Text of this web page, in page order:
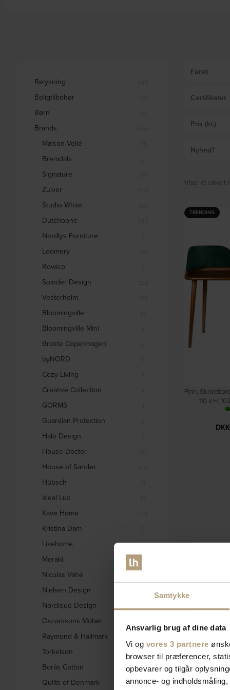
Samtykke
Ansvarlig brug af dine data
Vi og vores 3 partnere
browser til præferencer,
opbevarer og tilgår
annonce- og
Belysning
Boligtilbehør
Børn
Brands
Maison Vellé
Bremdals
Signature
Zuiver
Studio White
Dutchbone
Nordlys Furniture
Loomery
Rowico
Spinder Design
Vesterholm
Bloomingville
Bloomingville Mini
Broste Copenhagen
byNORD
Cozy Living
Creative Collection
GORMS
Guardian Protection
Halo Design
House Doctor
House of Sander
Hübsch
Ideal Lux
Kave Home
Kristina Dam
Likehome 1
Meraki
Nicolas Vahé
Nielsen Design
Nordique Design
Oscarssons Möbel
Raymond & Hallmark
Torkelson
Borås Cotton 2
Quilts of Denmark 2
Farve
Certifikater
Pris (kr.)
Nyhed?
Viser et enkelt
TRENDING
Finn,
110 x H:
DKK